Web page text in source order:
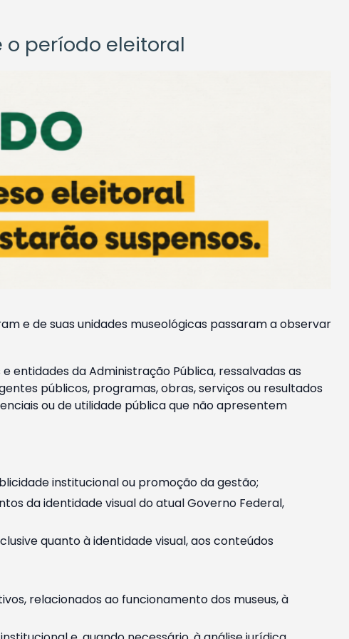
período eleitoral
e de suas unidades museológicas passaram a observar
entidades da Administração Pública, ressalvadas as
públicos, programas, obras, serviços ou resultados
ou de utilidade pública que não apresentem
institucional ou promoção da gestão;
da identidade visual do atual Governo Federal,
quanto à identidade visual, aos conteúdos
relacionados ao funcionamento dos museus, à